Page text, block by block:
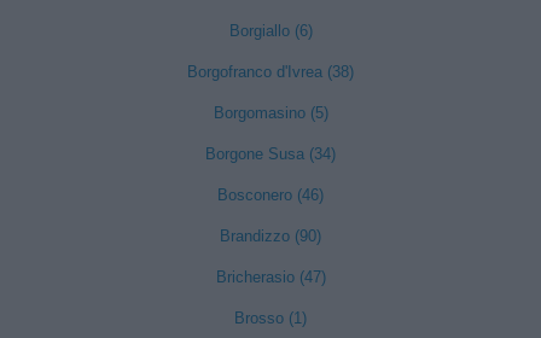
Borgiallo (6)
Borgofranco d'Ivrea (38)
Borgomasino (5)
Borgone Susa (34)
Bosconero (46)
Brandizzo (90)
Bricherasio (47)
Brosso (1)